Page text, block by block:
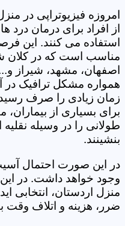
امروزه فیزیوتراپی در
از افراد برای درمان
استفاده می کنند. این
مناسب است که در کلان
اصفهان، مشهد، شیراز
همواره مشکل ترافیک در
زمان زیادی را صرف
برای بسیاری از
طولانی را در وسیله
بنشینند.
در این صورت احتمال
وجود خواهد داشت. در
منزل اردستان، انتخابی
ضرر، هزینه و اتلاف وقت